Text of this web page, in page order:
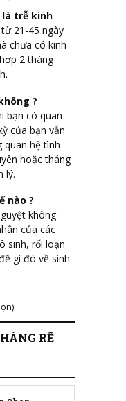
trễ kinh
21-45 ngày
chưa có kinh
2 tháng
?
bạn có quan
của bạn vẫn
quan hệ tình
hoặc tháng
lý.
nào ?
không
của các
sinh, rối loạn
gì đó về sinh
RẼ